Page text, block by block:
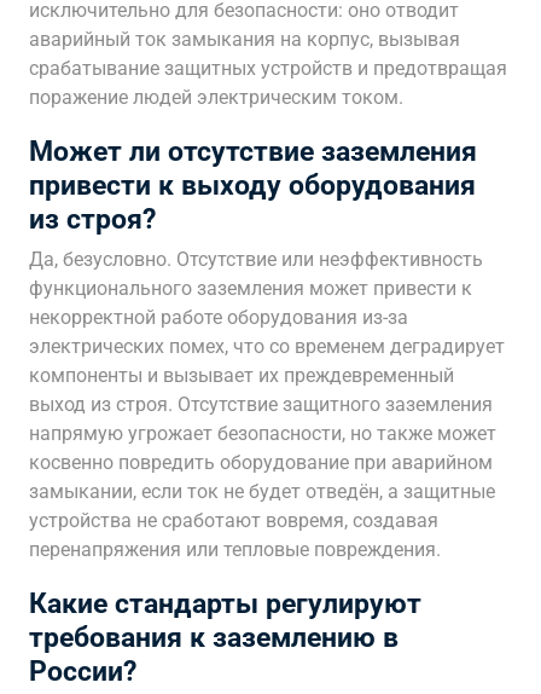
исключительно для безопасности: оно отводит
аварийный ток замыкания на корпус, вызывая
срабатывание защитных устройств и предотвращая
поражение людей электрическим током.
Может ли отсутствие заземления
привести к выходу оборудования
из строя?
Да, безусловно. Отсутствие или неэффективность
функционального заземления может привести к
некорректной работе оборудования из-за
электрических помех, что со временем деградирует
компоненты и вызывает их преждевременный
выход из строя. Отсутствие защитного заземления
напрямую угрожает безопасности, но также может
косвенно повредить оборудование при аварийном
замыкании, если ток не будет отведён, а защитные
устройства не сработают вовремя, создавая
перенапряжения или тепловые повреждения.
Какие стандарты регулируют
требования к заземлению в
России?